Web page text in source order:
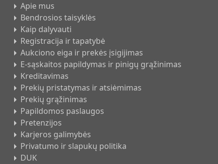
Apie mus
Bendrosios taisyklės
Kaip dalyvauti
Registracija ir tapatybė
Aukciono eiga ir prekės įsigijimas
E-sąskaitos papildymas ir pinigų grąžinimas
Kreditavimas
Prekių pristatymas ir atsiėmimas
Prekių grąžinimas
Papildomos paslaugos
Pretenzijos
Karjeros galimybės
Privatumo ir slapukų politika
DUK